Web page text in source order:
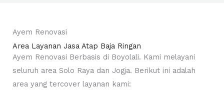
Ayem Renovasi
Area Layanan Jasa Atap Baja Ringan
Ayem Renovasi Berbasis di Boyolali. Kami melayani
seluruh area Solo Raya dan Jogja. Berikut ini adalah
area yang tercover layanan kami: